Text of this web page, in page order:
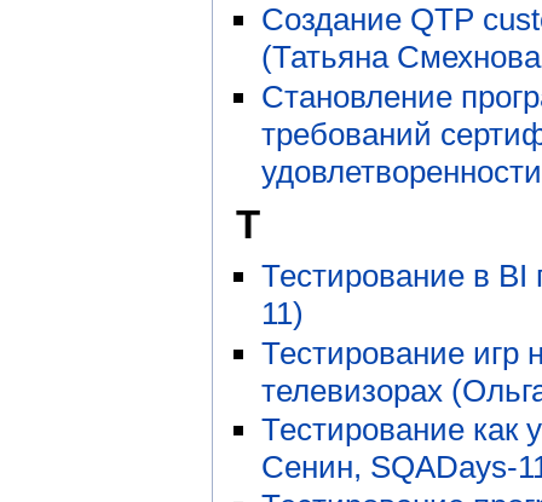
Создание QTP
(Татьяна
Становление
требований
Т
Тестирование в
11)
Тестирование игр
телевизорах
Тестирование как
Сенин, SQADays-